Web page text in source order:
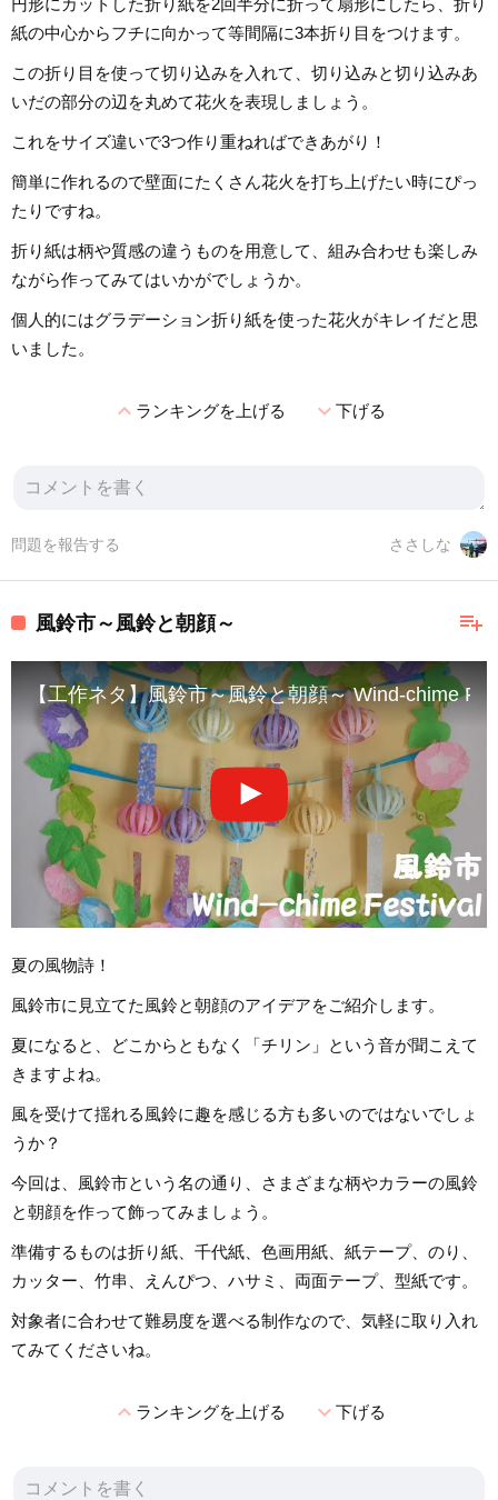
紙の中心からフチに向かって等間隔に3本折り目をつけます。
この折り目を使って切り込みを入れて、切り込みと切り込みあ
いだの部分の辺を丸めて花火を表現しましょう。
これをサイズ違いで3つ作り重ねればできあがり！
簡単に作れるので壁面にたくさん花火を打ち上げたい時にぴっ
たりですね。
折り紙は柄や質感の違うものを用意して、組み合わせも楽しみ
ながら作ってみてはいかがでしょうか。
個人的にはグラデーション折り紙を使った花火がキレイだと思
いました。
expand_lessランキングを上げる expand_more下げる
ささしな
問題を報告する
playlist_add
風鈴市～風鈴と朝顔～
【工作ネタ】風鈴市～風鈴と朝顔～ Wind-chime
夏の風物詩！
風鈴市に見立てた風鈴と朝顔のアイデアをご紹介します。
夏になると、どこからともなく「チリン」という音が聞こえて
きますよね。
風を受けて揺れる風鈴に趣を感じる方も多いのではないでしょ
うか？
今回は、風鈴市という名の通り、さまざまな柄やカラーの風鈴
と朝顔を作って飾ってみましょう。
準備するものは折り紙、千代紙、色画用紙、紙テープ、のり、
カッター、竹串、えんぴつ、ハサミ、両面テープ、型紙です。
対象者に合わせて難易度を選べる制作なので、気軽に取り入れ
てみてくださいね。
expand_lessランキングを上げる expand_more下げる